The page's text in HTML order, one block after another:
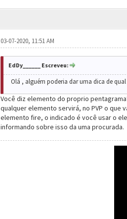
03-07-2020, 11:51 AM
EdDy______ Escreveu:
Olá , alguém poderia dar uma dica de
Você diz elemento do proprio
qualquer elemento servirá, no PVP o que
elemento fire, o indicado é você usar o
informando sobre isso da uma procurada.